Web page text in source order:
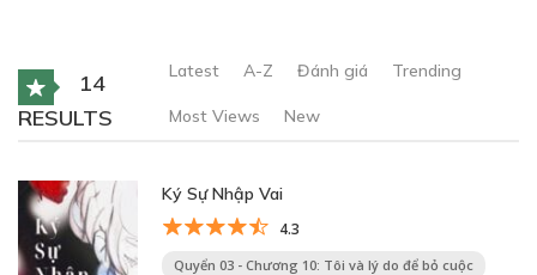
14
RESULTS
Latest A-Z Đánh giá Trending
Most Views New
Ký Sự Nhập Vai
4.3
Quyển 03 - Chương 10: Tôi và lý do để bỏ cuộc